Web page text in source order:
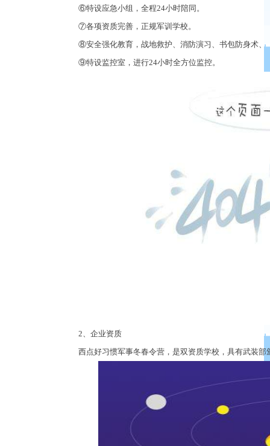
⑥特设应急小组，全程24小时陪同。
⑦各项资质完善，正规军训学校。
⑧安全强化教育，战地救护、消防演习、书包防身术、
⑨特设监控室，进行24小时全方位监控。
2、企业资质
西点好习惯军事冬春令营，是双资质学校，具有武装